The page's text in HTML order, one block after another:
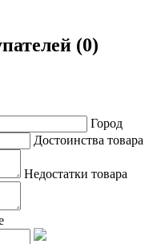
(0)
Город
Достоинства товара
Недостатки товара